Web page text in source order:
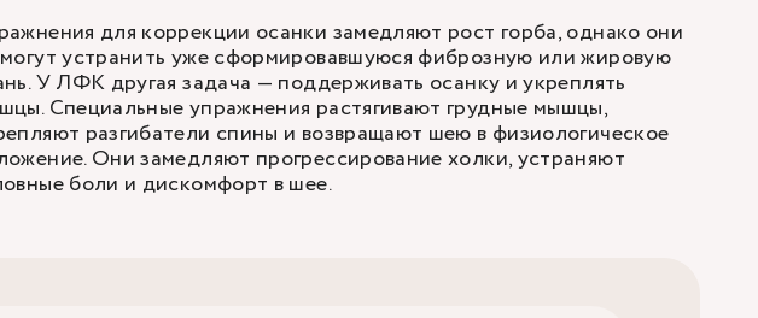
для коррекции осанки замедляют рост горба, однако они
устранить уже сформировавшуюся фиброзную или жировую
У ЛФК другая задача — поддерживать осанку и укреплять
Специальные упражнения растягивают грудные мышцы,
разгибатели спины и возвращают шею в физиологическое
Они замедляют прогрессирование холки, устраняют
боли и дискомфорт в шее.